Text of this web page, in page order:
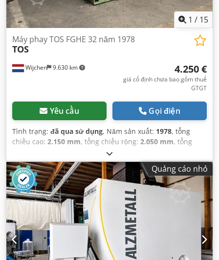
1 / 15
Wijchen 9.630 km
Máy phay TOS FGHE 32 năm 1978
TOS
4.250 €
giá cố định chưa bao gồm thuế
GTGT
Yêu cầu Gọi điện
Tình trạng: đã qua sử dụng, Năm sản xuất: 1978, tổng
chiều cao: 2.150 mm, tổng chiều rộng: 2.050 mm, tổng
Quảng cáo nhỏ